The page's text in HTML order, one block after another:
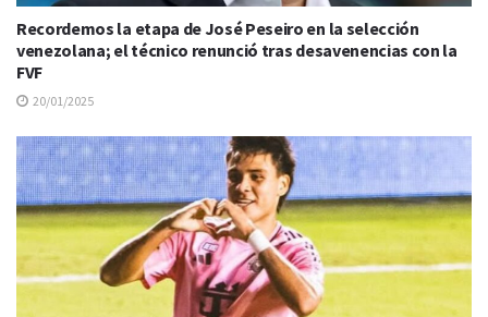
Recordemos la etapa de José Peseiro en la selección
venezolana; el técnico renunció tras desavenencias con la
FVF
20/01/2025